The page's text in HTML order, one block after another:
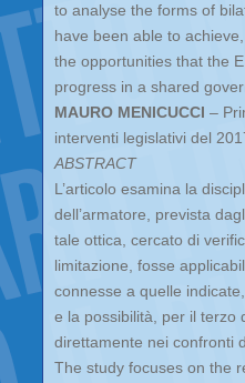
to analyse the forms of
have been able to
the opportunities that the
progress in a shared
MAURO MENICUCCI –
interventi legislativi del
ABSTRACT
L’articolo esamina la
dell’armatore, prevista
tale ottica, cercato di
limitazione, fosse
connesse a quelle
e la possibilità, per il terzo
direttamente nei confronti
The study focuses on the